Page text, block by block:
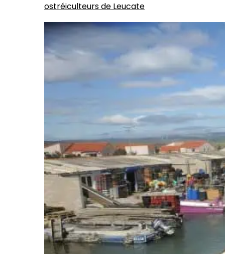
ostréiculteurs de Leucate